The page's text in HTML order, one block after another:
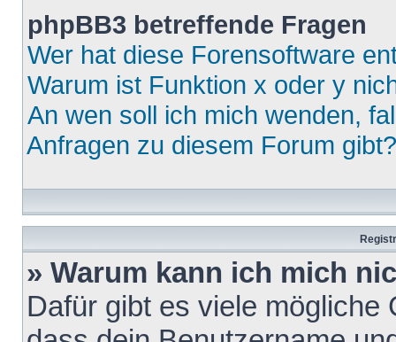
phpBB3 betreffende Fragen
Wer hat diese Forensoftware
Warum ist Funktion x oder y
An wen soll ich mich wenden,
Anfragen zu diesem Forum gibt?
» Warum kann ich mich
Dafür gibt es viele